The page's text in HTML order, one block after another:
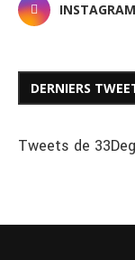
INSTAGRAM
DERNIERS
Tweets de